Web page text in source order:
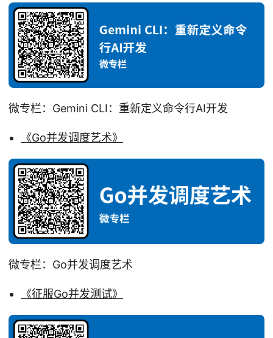
微专栏：Gemini CLI：重新定义命令行AI开发
《Go并发调度艺术》
微专栏：Go并发调度艺术
《征服Go并发测试》